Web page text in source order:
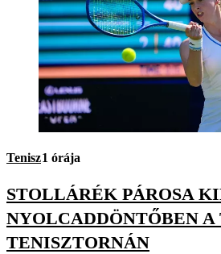
Tenisz1 órája
STOLLÁRÉK PÁROSA
NYOLCADDÖNTŐBEN
TENISZTORNÁN